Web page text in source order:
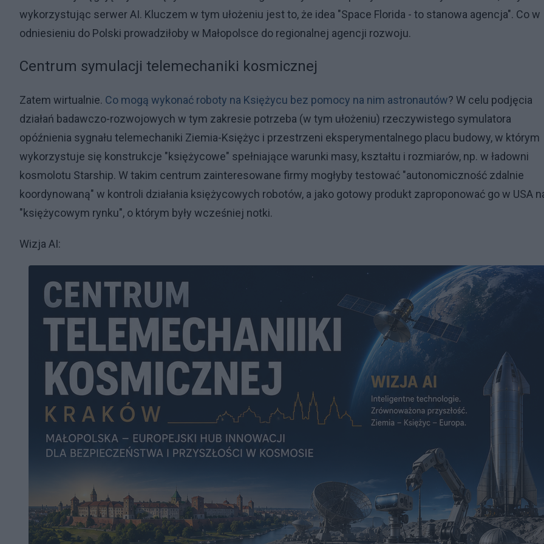
wykorzystując serwer AI. Kluczem w tym ułożeniu jest to, że idea "Space Florida - to stanowa agencja". Co w
odniesieniu do Polski prowadziłoby w Małopolsce do regionalnej agencji rozwoju.
Centrum symulacji telemechaniki kosmicznej
Zatem wirtualnie. Co mogą wykonać roboty na Księżycu bez pomocy na nim astronautów? W celu podjęcia
działań badawczo-rozwojowych w tym zakresie potrzeba (w tym ułożeniu) rzeczywistego symulatora
opóźnienia sygnału telemechaniki Ziemia-Księżyc i przestrzeni eksperymentalnego placu budowy, w którym
wykorzystuje się konstrukcje "księżycowe" spełniające warunki masy, kształtu i rozmiarów, np. w ładowni
kosmolotu Starship. W takim centrum zainteresowane firmy mogłyby testować "autonomiczność zdalnie
koordynowaną" w kontroli działania księżycowych robotów, a jako gotowy produkt zaproponować go w USA
"księżycowym rynku", o którym były wcześniej notki.
Wizja AI: